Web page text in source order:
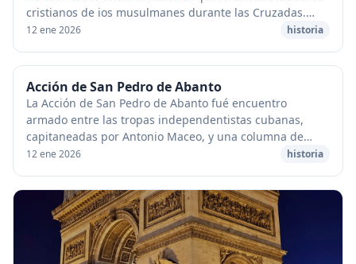
cristianos de ios musulmanes durante las Cruzadas.
&nbsp; Los señores feudales llevaban en s...
12 ene 2026 historia
Acción de San Pedro de Abanto
La Acción de San Pedro de Abanto fué encuentro
armado entre las tropas independentistas cubanas,
capitaneadas por Antonio Maceo, y una columna de
soldados españoles mandada por el comandante
12 ene 2026 historia